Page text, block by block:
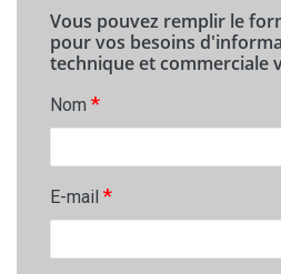
Vous pouvez remplir le
pour vos besoins
technique et commerciale
Nom *
E-mail *